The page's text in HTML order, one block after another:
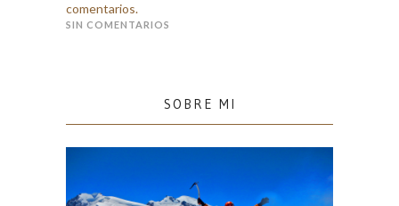
comentarios.
SIN COMENTARIOS
SOBRE MI